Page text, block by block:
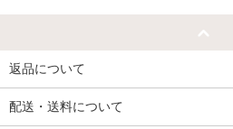
返品について
配送・送料について